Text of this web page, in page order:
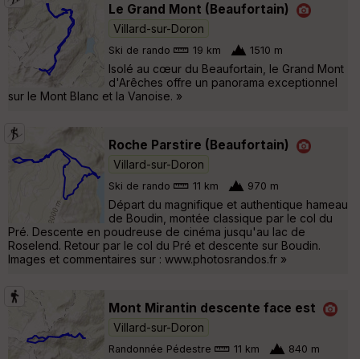
Le Grand Mont (Beaufortain)
Villard-sur-Doron
Ski de rando 19 km 1510 m
Isolé au cœur du Beaufortain, le Grand Mont
d'Arêches offre un panorama exceptionnel
sur le Mont Blanc et la Vanoise. »
Roche Parstire (Beaufortain)
Villard-sur-Doron
Ski de rando 11 km 970 m
Départ du magnifique et authentique hameau
de Boudin, montée classique par le col du
Pré. Descente en poudreuse de cinéma jusqu'au lac de
Roselend. Retour par le col du Pré et descente sur Boudin.
Images et commentaires sur : www.photosrandos.fr »
Mont Mirantin descente face est
Villard-sur-Doron
Randonnée Pédestre 11 km 840 m